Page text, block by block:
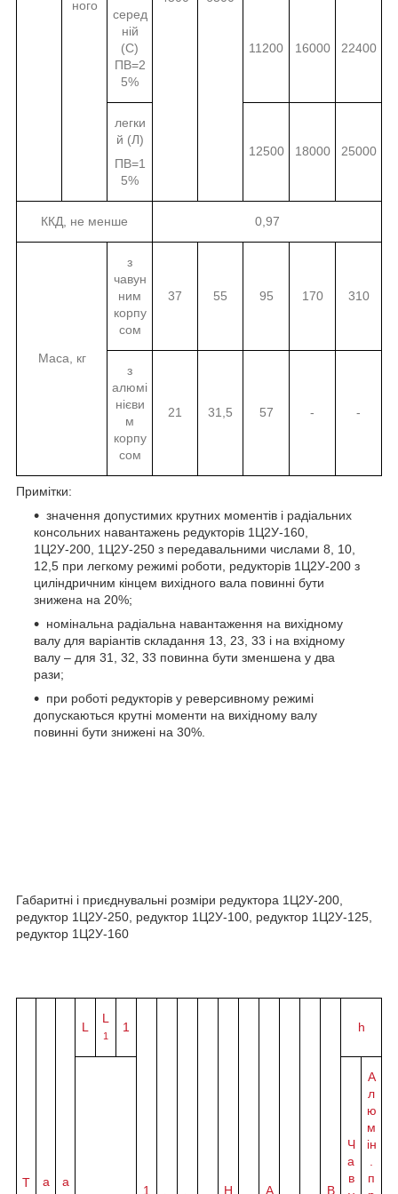
ного
серед
ній
(С)
ПВ=2
5%
11200 16000 22400
легки
й (Л)
ПВ=1
5%
12500 18000 25000
ККД, не менше 0,97
Маса, кг
з
чавун
ним
корпу
сом
37 55 95 170 310
з
алюмі
нієви
м
корпу
сом
21 31,5 57 - -
Примітки:
значення допустимих крутних моментів і радіальних
консольних навантажень редукторів 1Ц2У-160,
1Ц2У-200, 1Ц2У-250 з передавальними числами 8, 10,
12,5 при легкому режимі роботи, редукторів 1Ц2У-200 з
циліндричним кінцем вихідного вала повинні бути
знижена на 20%;
номінальна радіальна навантаження на вихідному
валу для варіантів складання 13, 23, 33 і на вхідному
валу – для 31, 32, 33 повинна бути зменшена у два
рази;
при роботі редукторів у реверсивному режимі
допускаються крутні моменти на вихідному валу
повинні бути знижені на 30%.
Габаритні і приєднувальні розміри редуктора 1Ц2У-200,
редуктор 1Ц2У-250, редуктор 1Ц2У-100, редуктор 1Ц2У-125,
редуктор 1Ц2У-160
Т
а a
L
L
1
1
1 H A B
h
Ч
а
в
А
л
ю
м
ін
п